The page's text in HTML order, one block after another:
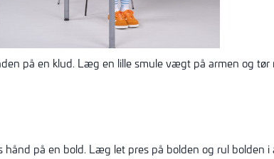
på en klud. Læg en lille smule vægt på armen og tør
på en bold. Læg let pres på bolden og rul bolden i